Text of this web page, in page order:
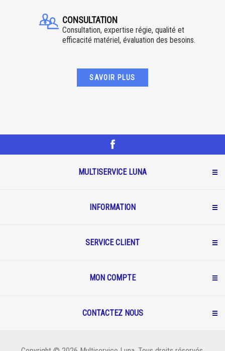
CONSULTATION
Consultation, expertise régie, qualité et
efficacité matériel, évaluation des besoins.
SAVOIR PLUS
MULTISERVICE LUNA
INFORMATION
SERVICE CLIENT
MON COMPTE
CONTACTEZ NOUS